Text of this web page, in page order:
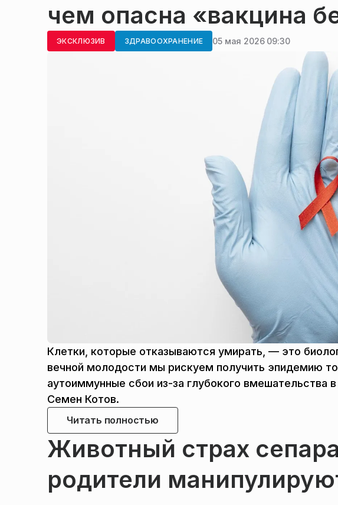
чем опасна «вакцина
ЭКСКЛЮЗИВ ЗДРАВООХРАНЕНИЕ 05 мая 2026 09:30
Клетки, которые отказываются умирать, — это
вечной молодости мы рискуем получить эпидемию
аутоиммунные сбои из-за глубокого
Семен Котов.
Читать полностью
Животный страх
родители